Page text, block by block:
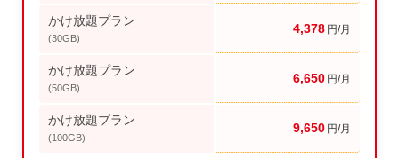
かけ放題プラン
(30GB)
4,378 円/月
かけ放題プラン
(50GB)
6,650 円/月
かけ放題プラン
(100GB)
9,650 円/月